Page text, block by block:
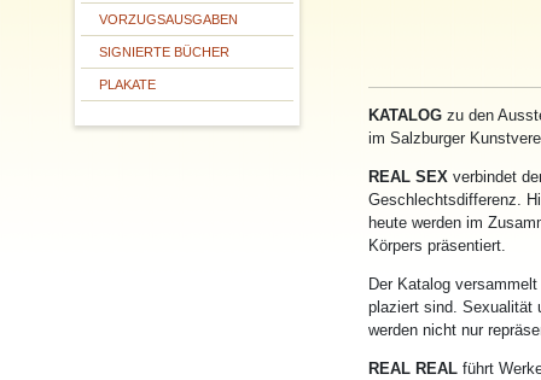
VORZUGSAUSGABEN
SIGNIERTE BÜCHER
PLAKATE
KATALOG zu den
im Salzburger
REAL SEX verbindet
Geschlechtsdifferenz.
heute werden im
Körpers präsentiert.
Der Katalog
plaziert sind. Sexualität
werden nicht nur
REAL REALführt